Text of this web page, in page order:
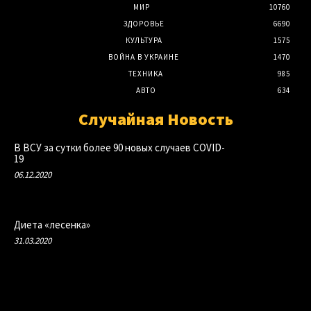
МИР
10760
ЗДОРОВЬЕ
6690
КУЛЬТУРА
1575
ВОЙНА В УКРАИНЕ
1470
ТЕХНИКА
985
АВТО
634
Случайная Новость
В ВСУ за сутки более 90 новых случаев COVID-
19
06.12.2020
Диета «лесенка»
31.03.2020